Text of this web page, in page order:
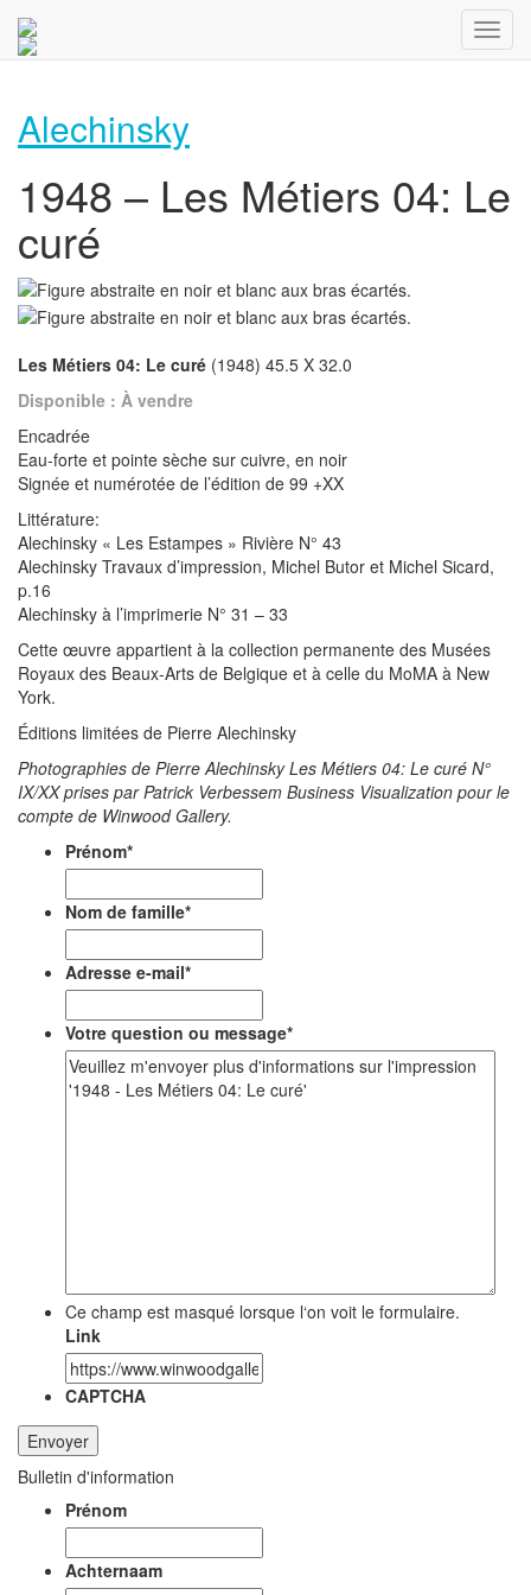
Alechinsky
1948 – Les Métiers 04: Le
curé
Les Métiers 04: Le curé (1948) 45.5 X 32.0
Disponible : À vendre
Encadrée
Eau-forte et pointe sèche sur cuivre, en noir
Signée et numérotée de l’édition de 99 +XX
Littérature:
Alechinsky « Les Estampes » Rivière N° 43
Alechinsky Travaux d’impression, Michel Butor et Michel Sicard,
p.16
Alechinsky à l’imprimerie N° 31 – 33
Cette œuvre appartient à la collection permanente des Musées
Royaux des Beaux-Arts de Belgique et à celle du MoMA à New
York.
Éditions limitées de Pierre Alechinsky
Photographies de Pierre Alechinsky Les Métiers 04: Le curé N°
IX/XX prises par Patrick Verbessem Business Visualization pour le
compte de Winwood Gallery.
Prénom*
Nom de famille*
Adresse e-mail*
Votre question ou message*
Ce champ est masqué lorsque l‘on voit le formulaire.
Link
CAPTCHA
Bulletin d'information
Prénom
Achternaam